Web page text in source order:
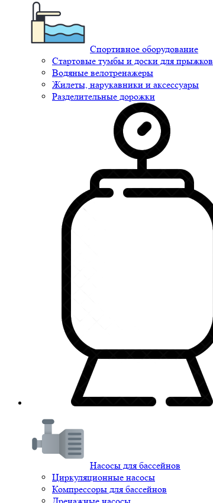
Спортивное оборудование
Стартовые тумбы и доски для прыжков
Водяные велотренажеры
Жилеты, нарукавники и аксессуары
Разделительные дорожки
Насосы для бассейнов
Циркуляционные насосы
Компрессоры для бассейнов